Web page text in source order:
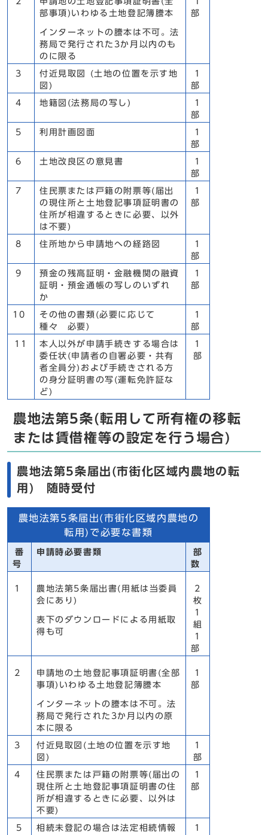
部事項)いわゆる土地登記簿謄本
インターネットの謄本は不可。法
務局で発行された3か月以内のも
のに限る
部
3
付近見取図 (土地の位置を示す地
図)
1
部
4 地籍図(法務局の写し)
1
部
5 利用計画図面
1
部
6 土地改良区の意見書
1
部
7
住民票または戸籍の附票等(届出
の現住所と土地登記事項証明書の
住所が相違するときに必要、以外
は不要)
1
部
8 住所地から申請地への経路図
1
部
9
預金の残高証明・金融機関の融資
証明・預金通帳の写しのいずれ
か
1
部
10
その他の書類(必要に応じて
種々 必要)
1
部
11
本人以外が申請手続きする場合は
委任状(申請者の自署必要・共有
者全員分)および手続きされる方
の身分証明書の写(運転免許証な
ど)
1
部
農地法第5条(転用して所有権の移転
または賃借権等の設定を行う場合)
農地法第5条届出(市街化区域内農地の転
用) 随時受付
農地法第5条届出(市街化区域内農地の
転用)で必要な書類
番
号
申請時必要書類
部
数
1
農地法第5条届出書(用紙は当委員
会にあり)
表下のダウンロードによる用紙取
得も可
2
枚
1
組
1
部
2
申請地の土地登記事項証明書(全部
事項)いわゆる土地登記簿謄本
インターネットの謄本は不可。法
務局で発行された3か月以内の原
本に限る
1
部
3
付近見取図(土地の位置を示す地
図)
1
部
4
住民票または戸籍の附票等(届出の
現住所と土地登記事項証明書の住
所が相違するときに必要、以外は
不要)
1
部
5 相続未登記の場合は法定相続情報 1